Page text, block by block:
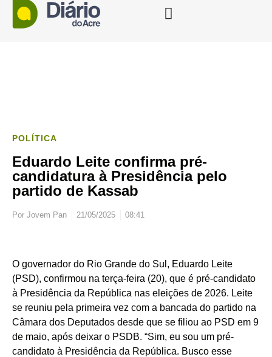
POLÍTICA
Eduardo Leite confirma pré-
candidatura à Presidência pelo
partido de Kassab
Por Jovem Pan 21/05/2025 08:41
O governador do Rio Grande do Sul, Eduardo Leite
(PSD), confirmou na terça-feira (20), que é pré-candidato
à Presidência da República nas eleições de 2026. Leite
se reuniu pela primeira vez com a bancada do partido na
Câmara dos Deputados desde que se filiou ao PSD em 9
de maio, após deixar o PSDB. “Sim, eu sou um pré-
candidato à Presidência da República. Busco esse